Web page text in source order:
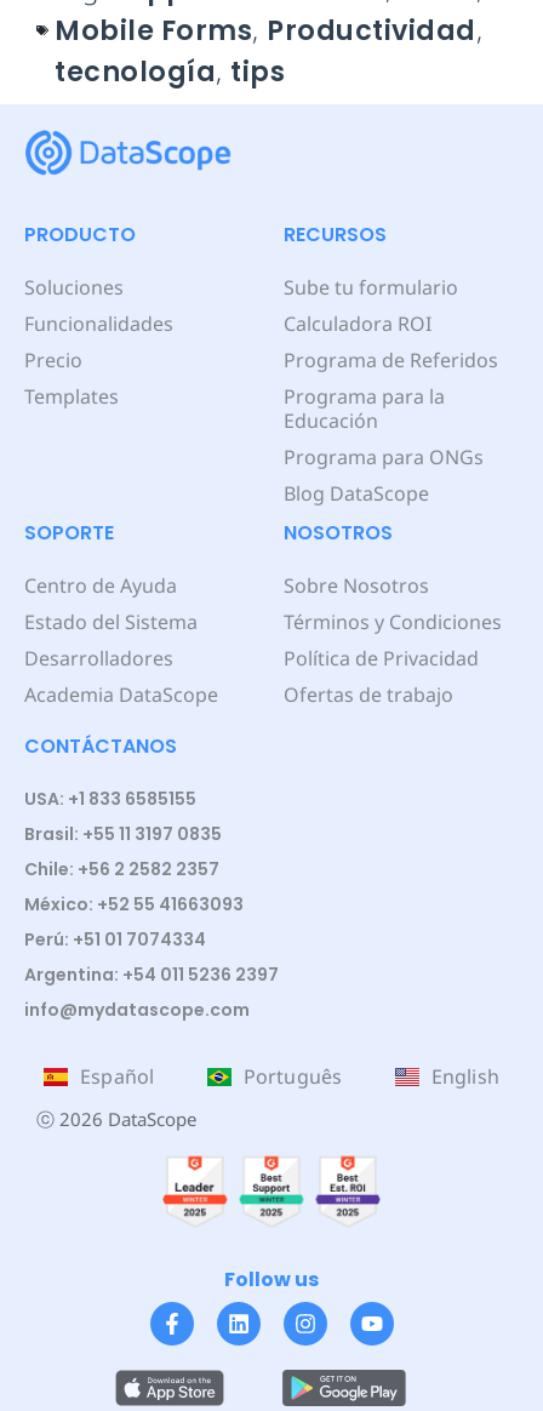
Mobile Forms, Productividad,
tecnología, tips
PRODUCTO
Soluciones
Funcionalidades
Precio
Templates
RECURSOS
Sube tu formulario
Calculadora ROI
Programa de Referidos
Programa para la
Educación
Programa para ONGs
Blog DataScope
SOPORTE
Centro de Ayuda
Estado del Sistema
Desarrolladores
Academia DataScope
NOSOTROS
Sobre Nosotros
Términos y Condiciones
Política de Privacidad
Ofertas de trabajo
CONTÁCTANOS
USA: +1 833 6585155
Brasil: +55 11 3197 0835
Chile: +56 2 2582 2357
México: +52 55 41663093
Perú: +51 01 7074334
Argentina: +54 011 5236 2397
info@mydatascope.com
Español Português English
ⓒ 2026 DataScope
Follow us